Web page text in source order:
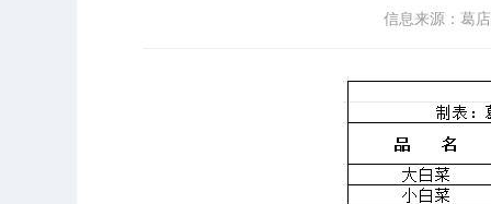
信息来源：葛